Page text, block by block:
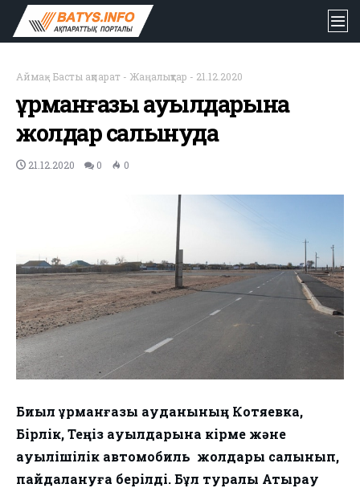
Аймақ- Басты ақпарат - Жаңалықтар - 21.12.2020
Құрманғазы ауылдарына
жолдар салынуда
21.12.2020 0 0
Биыл Құрманғазы ауданының Котяевка,
Бірлік, Теңіз ауылдарына кірме және
ауылішілік автомобиль жолдары салынып,
пайдалануға берілді. Бұл туралы Атырау